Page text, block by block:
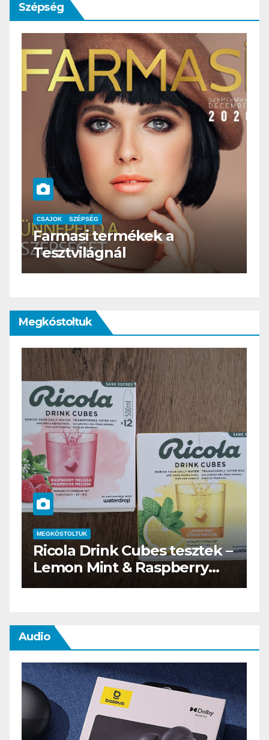
Szépség
CSAJOK SZÉPSÉG
HERBioticum
Megkóstoltuk
MEGKÓSTOLTUK
Waterdrop üdítő kapszula
teszt
Audio